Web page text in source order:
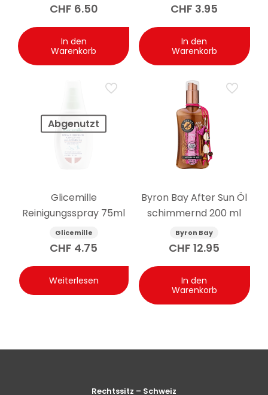
CHF 6.50
In den
Warenkorb
Handcreme 100ml
CHF 3.95
In den
Warenkorb
Abgenutzt
Glicemille
Reinigungsspray 75ml
Glicemille
CHF 4.75
Weiterlesen
Byron Bay After Sun Öl
schimmernd 200 ml
Byron Bay
CHF 12.95
In den
Warenkorb
Rechtssitz – Schweiz